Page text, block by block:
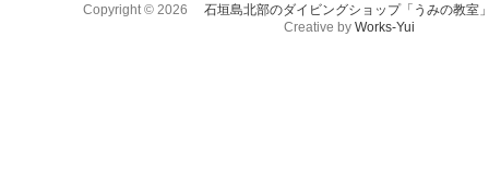
Copyright © 2026
石垣島北部のダイビングショップ「うみの教室
Creative by Works-Yui